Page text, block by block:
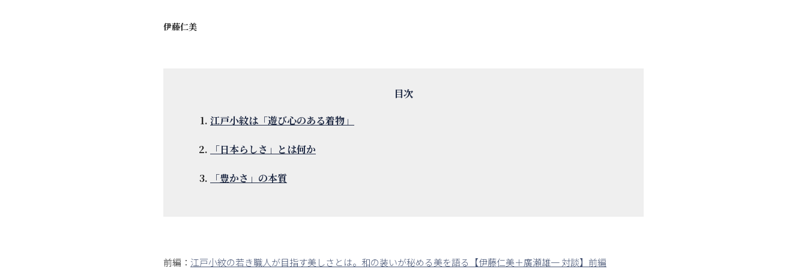
伊藤仁美
江戸小紋は「遊び心のある着物」
「日本らしさ」とは何か
「豊かさ」の本質
前編： 江戸小紋の若き職人が目指す美しさとは。和の装いが秘める美を語る【伊藤仁美＋廣瀬雄一 対談】前編